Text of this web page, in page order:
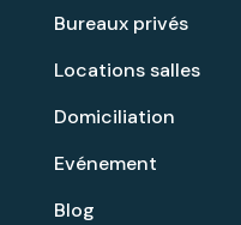
Bureaux privés
Locations salles
Domiciliation
Evénement
Blog